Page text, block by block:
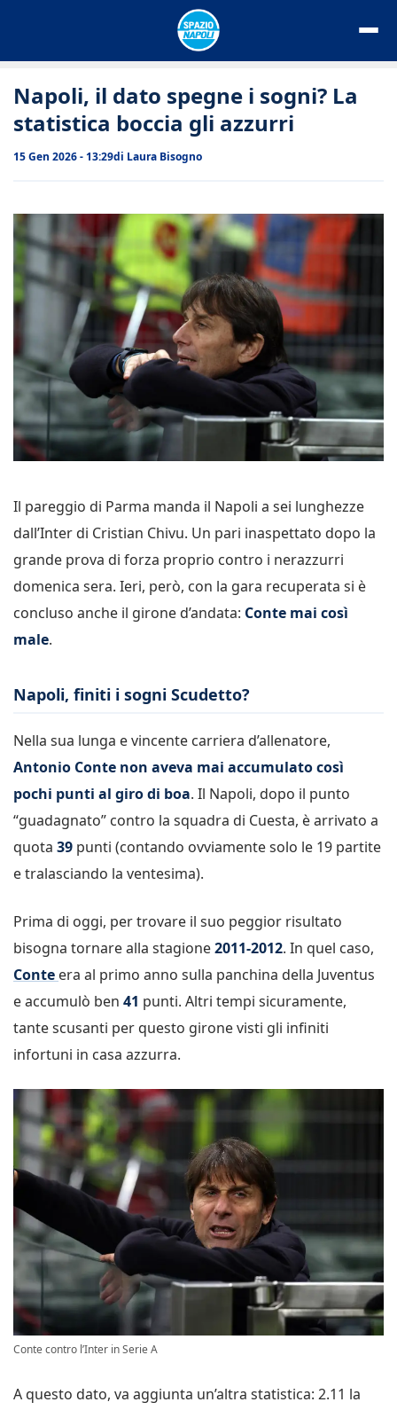
Napoli, il dato spegne i sogni? La
statistica boccia gli azzurri
15 Gen 2026 - 13:29di Laura Bisogno
Il pareggio di Parma manda il Napoli a sei lunghezze
dall’Inter di Cristian Chivu. Un pari inaspettato dopo la
grande prova di forza proprio contro i nerazzurri
domenica sera. Ieri, però, con la gara recuperata si è
concluso anche il girone d’andata: Conte mai così
male.
Napoli, finiti i sogni Scudetto?
Nella sua lunga e vincente carriera d’allenatore,
Antonio Conte non aveva mai accumulato così
pochi punti al giro di boa. Il Napoli, dopo il punto
“guadagnato” contro la squadra di Cuesta, è arrivato a
quota 39 punti (contando ovviamente solo le 19 partite
e tralasciando la ventesima).
Prima di oggi, per trovare il suo peggior risultato
bisogna tornare alla stagione2011-2012. In quel caso,
Conte era al primo anno sulla panchina della Juventus
e accumulò ben 41 punti. Altri tempi sicuramente,
tante scusanti per questo girone visti gli infiniti
infortuni in casa azzurra.
Conte contro l’Inter in Serie A
A questo dato, va aggiunta un’altra statistica: 2.11 la